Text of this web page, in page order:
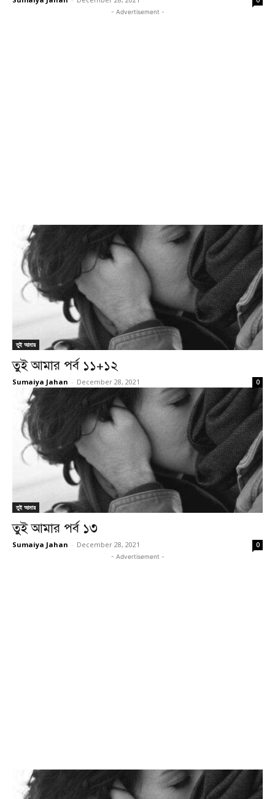
- Advertisement -
তুই আমার
তুই আমার পর্ব ১১+১২
Sumaiya Jahan - December 28, 2021 0
তুই আমার
তুই আমার পর্ব ১৩
Sumaiya Jahan - December 28, 2021 0
- Advertisement -